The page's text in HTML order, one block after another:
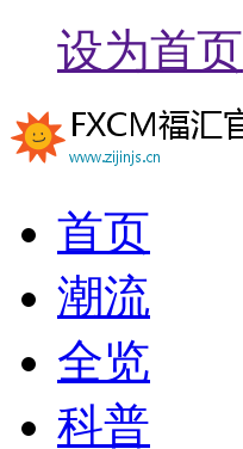
设为首页
首页
潮流
全览
科普